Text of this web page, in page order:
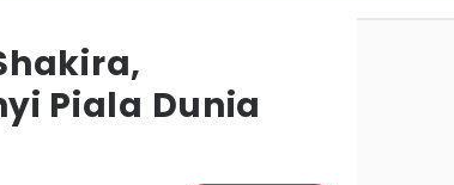
Piala Dunia